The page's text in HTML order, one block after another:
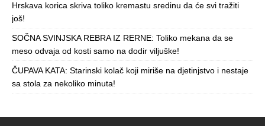
Hrskava korica skriva toliko kremastu sredinu da će svi tražiti
još!
SOČNA SVINJSKA REBRA IZ RERNE: Toliko mekana da se
meso odvaja od kosti samo na dodir viljuške!
ČUPAVA KATA: Starinski kolač koji miriše na djetinjstvo i nestaje
sa stola za nekoliko minuta!